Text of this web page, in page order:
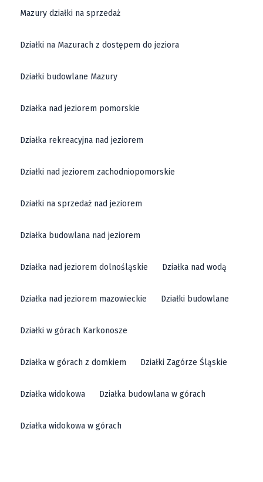
Mazury działki na sprzedaż
Działki na Mazurach z dostępem do jeziora
Działki budowlane Mazury
Działka nad jeziorem pomorskie
Działka rekreacyjna nad jeziorem
Działki nad jeziorem zachodniopomorskie
Działki na sprzedaż nad jeziorem
Działka budowlana nad jeziorem
Działka nad jeziorem dolnośląskie Działka nad wodą
Działka nad jeziorem mazowieckie Działki budowlane
Działki w górach Karkonosze
Działka w górach z domkiem Działki Zagórze Śląskie
Działka widokowa Działka budowlana w górach
Działka widokowa w górach